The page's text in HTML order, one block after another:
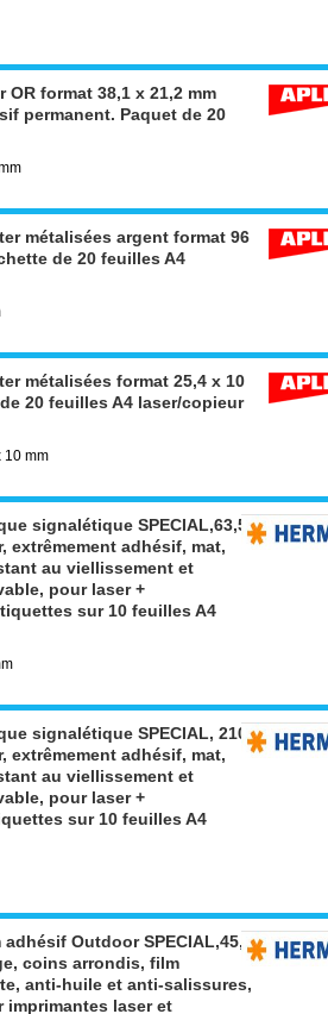
format 38,1 x 21,2 mm
permanent. Paquet de 20
métalisées argent format 96
de 20 feuilles A4
métalisées format 25,4 x 10
20 feuilles A4 laser/copieur
10 mm
signalétique SPECIAL,63,5
extrêmement adhésif, mat,
au viellissement et
pour laser +
sur 10 feuilles A4
signalétique SPECIAL, 210
extrêmement adhésif, mat,
au viellissement et
pour laser +
sur 10 feuilles A4
Outdoor SPECIAL,45,7
coins arrondis, film
anti-huile et anti-salissures,
imprimantes laser et